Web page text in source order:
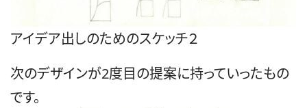
アイデア出しのためのスケッチ２
次のデザインが2度目の提案に持っていったもの
です。